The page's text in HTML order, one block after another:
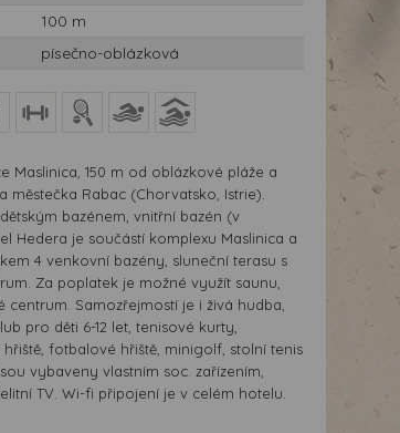
100 m
písečno-oblázková
Maslinica, 150 m od oblázkové pláže a
Rabac (Chorvatsko, Istrie).
bazénem, vnitřní bazén (v
Hedera je součástí komplexu Maslinica a
4 venkovní bazény, sluneční terasu s
Za poplatek je možné využít saunu,
Samozřejmostí je i živá hudba,
pro děti 6-12 let, tenisové kurty,
fotbalové hřiště, minigolf, stolní tenis
vybaveny vlastním soc. zařízením,
TV. Wi-fi připojení je v celém hotelu.